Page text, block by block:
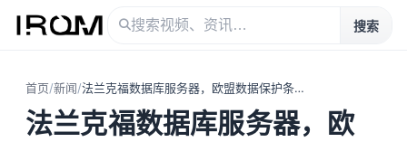
搜索
首页/新闻/ 法兰克福数据库服务器，欧盟数据保护条例难吗？
法兰克福数据库服务器，欧